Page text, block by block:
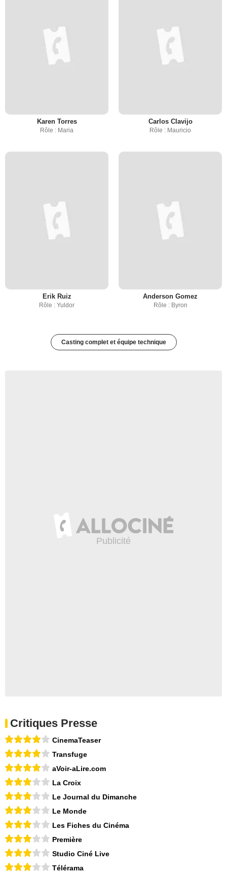
Karen Torres
Rôle : Maria
Carlos Clavijo
Rôle : Mauricio
Erik Ruiz
Rôle : Yuldor
Anderson Gomez
Rôle : Byron
Casting complet et équipe technique
Critiques Presse
CinemaTeaser
Transfuge
aVoir-aLire.com
La Croix
Le Journal du Dimanche
Le Monde
Les Fiches du Cinéma
Première
Studio Ciné Live
Télérama